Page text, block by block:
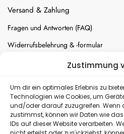
Zustimmung
Um dir ein optimales Erlebnis zu
Technologien wie Cookies, um
und/oder darauf zuzugreifen. Wenn
zustimmst, können wir Daten wie
IDs auf dieser Website verarbeiten.
Versand & Zahlung
Fragen und Antworten (FAQ)
Widerrufsbelehrung & -formular
Batterien-Entsorgung
Versand